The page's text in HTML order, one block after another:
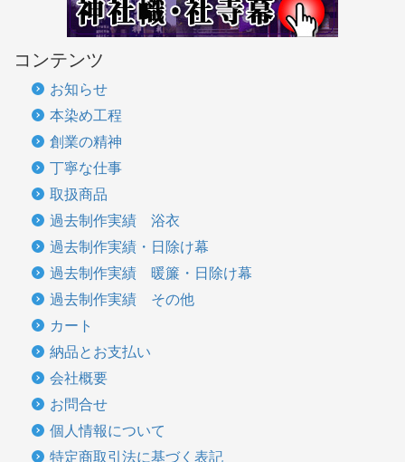
コンテンツ
お知らせ
本染め工程
創業の精神
丁寧な仕事
取扱商品
過去制作実績 浴衣
過去制作実績・日除け幕
過去制作実績 暖簾・日除け幕
過去制作実績 その他
カート
納品とお支払い
会社概要
お問合せ
個人情報について
特定商取引法に基づく表記